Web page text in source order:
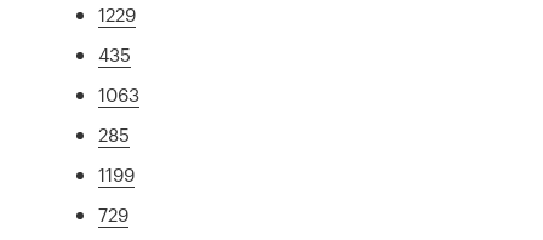
1229
435
1063
285
1199
729